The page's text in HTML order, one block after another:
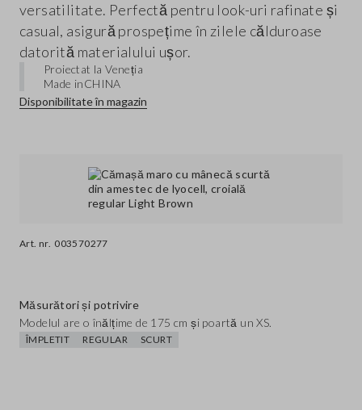
Art. nr. 003570277
versatilitate. Perfectă pentru look-uri rafinate și
casual, asigură prospețime în zilele călduroase
datorită materialului ușor.
Proiectat la Veneția
Made inCHINA
Disponibilitate în magazin
Măsurători și potrivire
Modelul are o înălțime de 175 cm și poartă un XS.
ÎMPLETIT REGULAR SCURT